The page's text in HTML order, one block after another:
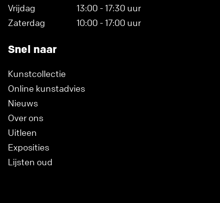
Vrijdag
13:00 - 17:30 uur
Zaterdag
10:00 - 17:00 uur
Snel naar
Kunstcollectie
Online kunstadvies
Nieuws
Over ons
Uitleen
Exposities
Lijsten oud